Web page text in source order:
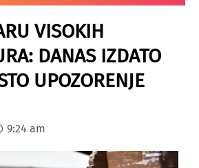
VISOKIH
DANAS IZDATO
UPOZORENJE
9:24 am